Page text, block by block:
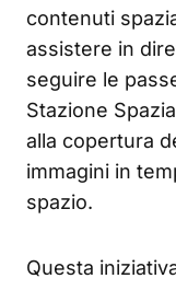
contenuti
assistere in
seguire le
Stazione
alla copertura
immagini in
spazio.
Questa